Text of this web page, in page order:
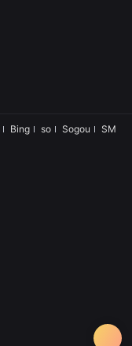
Bing so Sogou SM